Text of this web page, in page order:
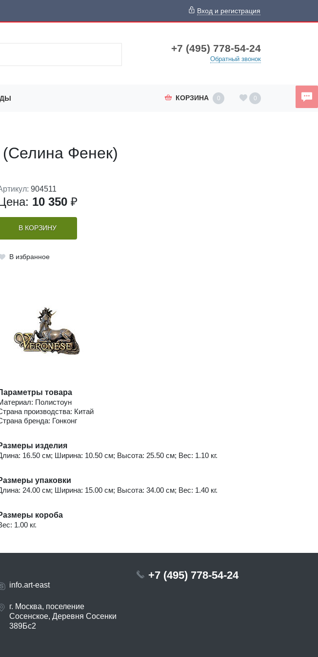
Вход и регистрация
+7 (495) 778-54-24
Обратный звонок
КОРЗИНА 0 0
(Селина Фенек)
904511
10 350 ₽
В КОРЗИНУ
В избранное
товара
Полистоун
производства: Китай
бренда: Гонконг
изделия
16.50 см; Ширина: 10.50 см; Высота: 25.50 см; Вес: 1.10 кг.
упаковки
24.00 см; Ширина: 15.00 см; Высота: 34.00 см; Вес: 1.40 кг.
короба
1.00 кг.
info.art-east
г. Москва, поселение
Сосенское, Деревня Сосенки
389Бс2
+7 (495) 778-54-24